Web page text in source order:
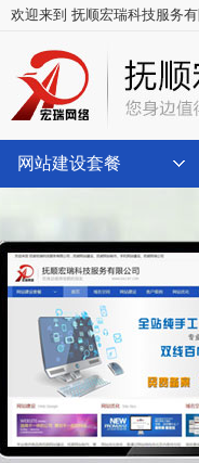
欢迎来到 抚顺宏瑞科技服务有
网站建设套餐